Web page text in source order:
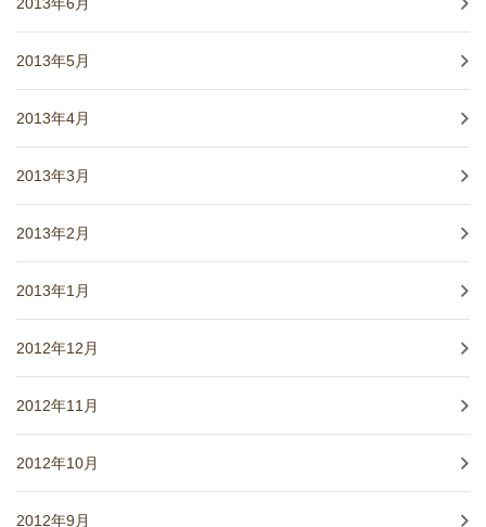
2013年5月
2013年4月
2013年3月
2013年2月
2013年1月
2012年12月
2012年11月
2012年10月
2012年9月